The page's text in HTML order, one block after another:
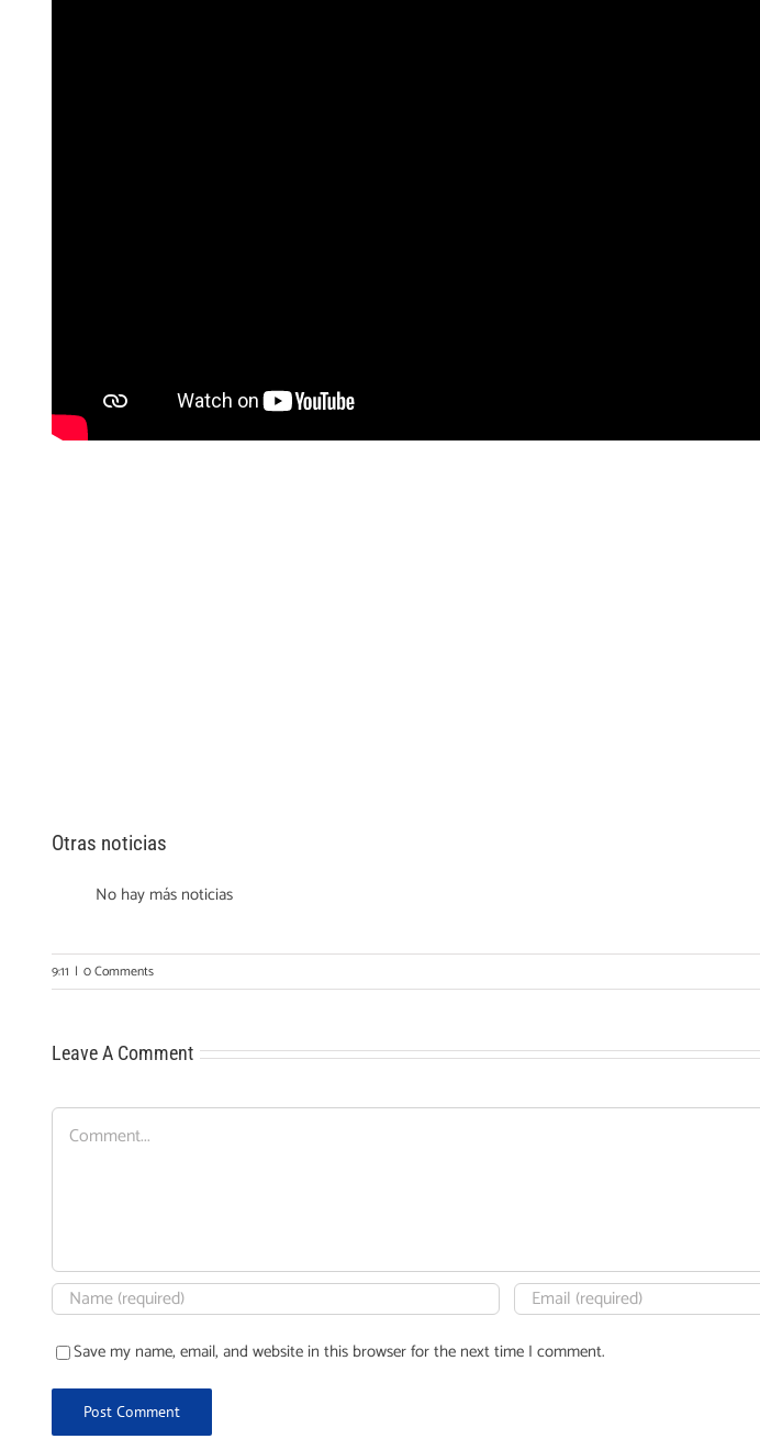
Otras noticias
No hay más noticias
9:11 | 0 Comments
Leave A Comment
Comment
Save my name, email, and website in this browser for the next time I comment.